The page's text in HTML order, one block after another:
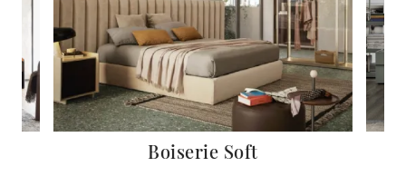
Boiserie Soft